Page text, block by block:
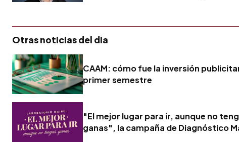
Otras noticias del dia
CAAM: cómo fue la inversión
primer semestre
"El mejor lugar para ir, aunque no
ganas", la campaña de Diagnóstico